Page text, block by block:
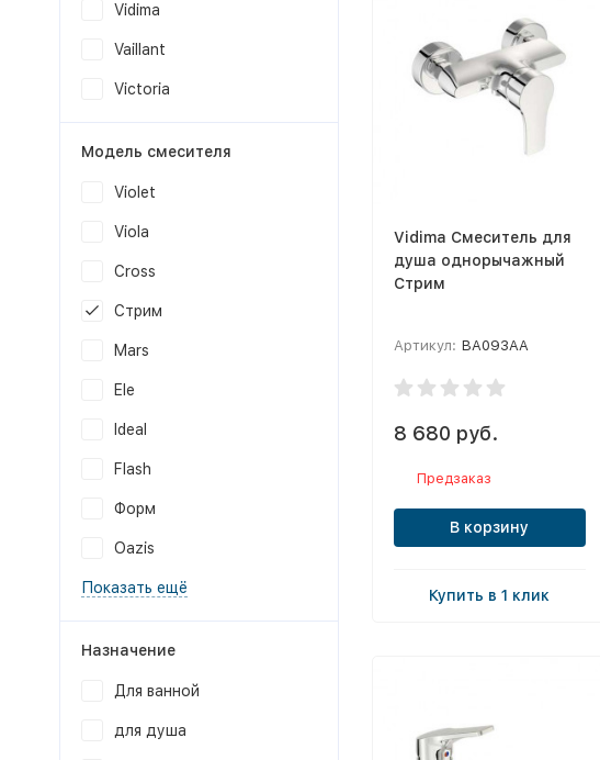
Vidima Смеситель для
душа однорычажный
Стрим
Артикул: BA093AA
8 680 руб.
Предзаказ
В корзину
Купить в 1 клик
Vidima
Vaillant
Victoria
Модель смесителя
Violet
Viola
Cross
Стрим
Mars
Ele
Ideal
Flash
Форм
Oazis
Показать ещё
Назначение
Для ванной
для душа